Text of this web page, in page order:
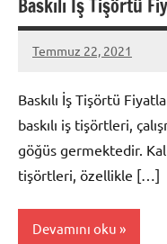
Baskılı İş Tişörtü
Temmuz 22, 2021
metindonmez
Baskılı İş Tişörtü
baskılı iş tişörtleri,
göğüs germektedir.
tişörtleri, özellikle […]
Devamını oku